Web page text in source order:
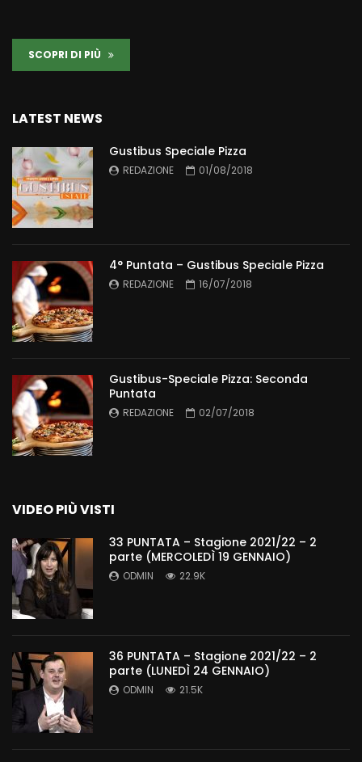
SCOPRI DI PIÙ
LATEST NEWS
Gustibus Speciale Pizza
REDAZIONE 01/08/2018
4° Puntata – Gustibus Speciale Pizza
REDAZIONE 16/07/2018
Gustibus-Speciale Pizza: Seconda
Puntata
REDAZIONE 02/07/2018
VIDEO PIÙ VISTI
33 PUNTATA – Stagione 2021/22 – 2
parte (MERCOLEDÌ 19 GENNAIO)
ODMIN 22.9K
36 PUNTATA – Stagione 2021/22 – 2
parte (LUNEDÌ 24 GENNAIO)
ODMIN 21.5K